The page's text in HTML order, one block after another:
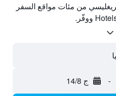
من مئات مواقع السفر
- ج 14/8